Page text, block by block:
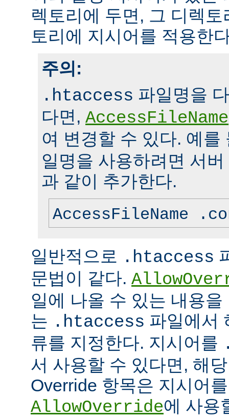
렉토리에 두면, 그 디렉
토리에 지시어를 적용한
주의:
.htaccess 파일명을
다면, AccessFileName
여 변경할 수 있다. 예
일명을 사용하려면 서
과 같이 추가한다.
AccessFileName
일반적으로 .htaccess
문법이 같다.
일에 나올 수 있는 내용
는 .htaccess 파일에서
류를 지정한다. 지시어를
서 사용할 수 있다면, 해
Override 항목은 지시어
AllowOverride에 사용